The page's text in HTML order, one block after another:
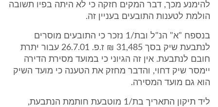
להימנע מכך, דבר המקים חזקה כי לא היתה בפיו תשובה
הולמת לטענות התובעים בעניין זה.
בנספח "א" הנ"ל ובת/1 נזכר כי התובעים מוסרים
לנתבעת שיק בסך 31,485 ₪ ז.פ. 26.7.01 עבור יתרת
חובם לנתבעת. אין זה הגיוני כי במועד מסירת הדירה
יימסר שיק דחוי, והדבר מחזק את הטענה כי מועד השיק
הוא גם מועד המסירה.
ליד תיקון התאריך בת/1 מוטבעת חותמת הנתבעת,